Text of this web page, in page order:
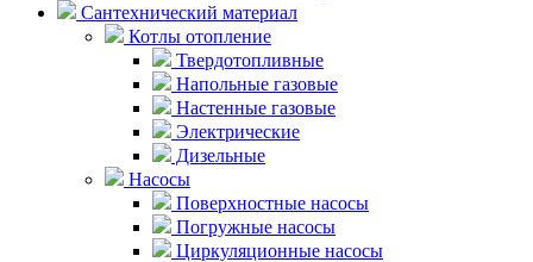
Сантехнический материал
Котлы отопление
Твердотопливные
Напольные газовые
Настенные газовые
Электрические
Дизельные
Насосы
Поверхностные насосы
Погружные насосы
Циркуляционные насосы